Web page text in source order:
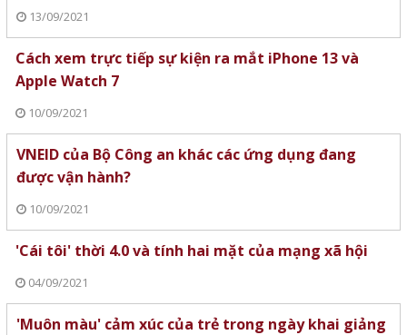
13/09/2021
Cách xem trực tiếp sự kiện ra mắt iPhone 13 và
Apple Watch 7
10/09/2021
VNEID của Bộ Công an khác các ứng dụng đang
được vận hành?
10/09/2021
'Cái tôi' thời 4.0 và tính hai mặt của mạng xã hội
04/09/2021
'Muôn màu' cảm xúc của trẻ trong ngày khai giảng